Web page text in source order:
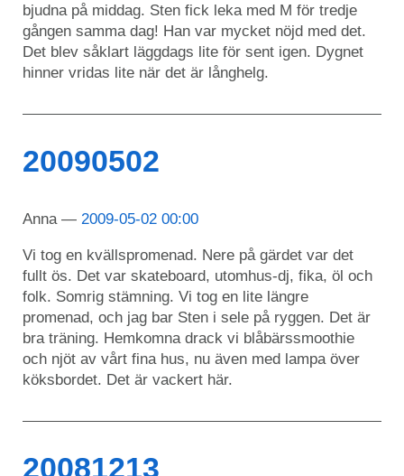
bjudna på middag. Sten fick leka med M för tredje
gången samma dag! Han var mycket nöjd med det.
Det blev såklart läggdags lite för sent igen. Dygnet
hinner vridas lite när det är långhelg.
20090502
Anna 2009-05-02 00:00
Vi tog en kvällspromenad. Nere på gärdet var det
fullt ös. Det var skateboard, utomhus-dj, fika, öl och
folk. Somrig stämning. Vi tog en lite längre
promenad, och jag bar Sten i sele på ryggen. Det är
bra träning. Hemkomna drack vi blåbärssmoothie
och njöt av vårt fina hus, nu även med lampa över
köksbordet. Det är vackert här.
20081213